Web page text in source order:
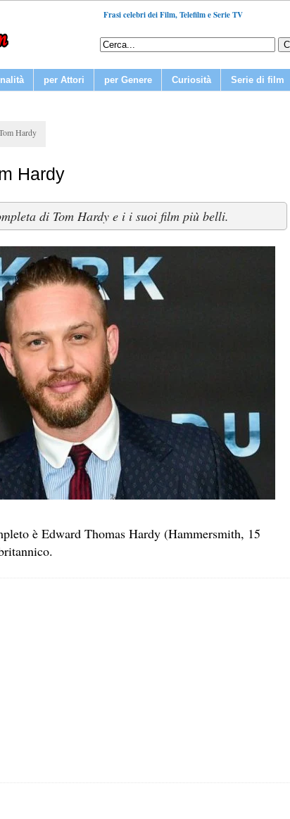
Frasi celebri dei Film, Telefilm e Serie TV
per Attori per Genere Curiosità Serie di film
Hardy
Hardy
di Tom Hardy e i i suoi film più belli.
è Edward Thomas Hardy (Hammersmith, 15